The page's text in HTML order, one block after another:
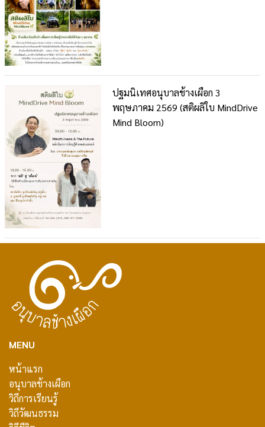
ปฐมนิเทศอนุบาลช้างเผือก 3
พฤษภาคม 2569 (สติผลิใบ MindDrive
Mind Bloom)
MENU
หน้าแรก
อนุบาลช้างเผือก
วิถีการเรียนรู้
วิถีวัฒนธรรม